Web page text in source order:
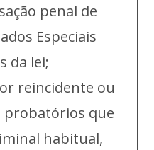
penal de
Especiais
da lei;
reincidente ou
probatórios que
habitual,